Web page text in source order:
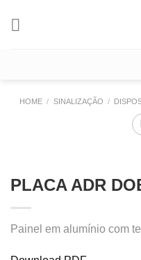
HOME / SINALIZAÇÃO /
PLACA ADR
Painel em alumínio com